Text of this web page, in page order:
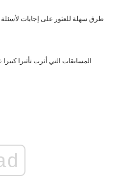
10 المسابقات التي أثرت تأثيرا